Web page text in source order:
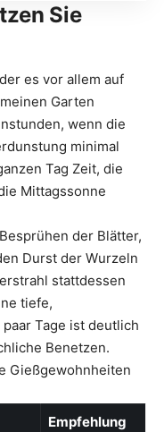
Sie
es vor allem auf
Garten
wenn die
minimal
Tag Zeit, die
Mittagssonne
der Blätter,
Durst der Wurzeln
stattdessen
tiefe,
Tage ist deutlich
Benetzen.
Gießgewohnheiten
Empfehlung